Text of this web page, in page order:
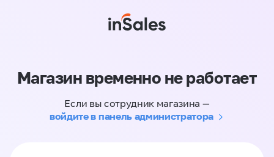
Магазин временно не работает
Если вы сотрудник магазина —
войдите в панель администратора